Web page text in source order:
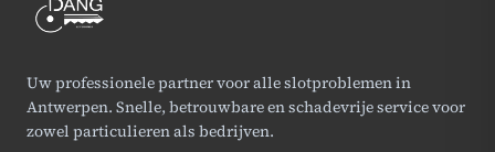
Uw professionele partner voor alle slotproblemen in
Antwerpen. Snelle, betrouwbare en schadevrije service voor
zowel particulieren als bedrijven.